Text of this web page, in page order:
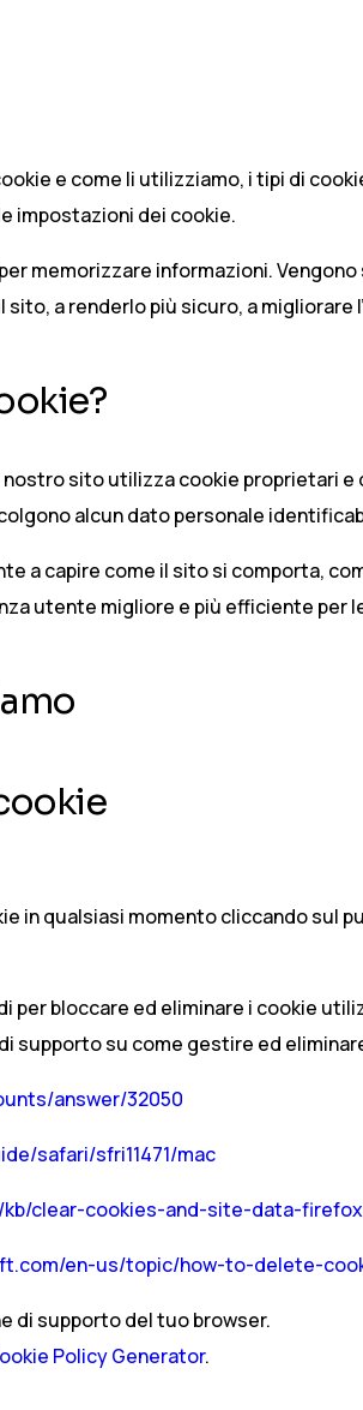
e come li utilizziamo, i tipi di
impostazioni dei cookie.
memorizzare informazioni.
a renderlo più sicuro, a
sito utilizza cookie proprietari
alcun dato personale
a capire come il sito si comporta,
utente migliore e più efficiente per
in qualsiasi momento cliccando sul
per bloccare ed eliminare i cookie
supporto su come gestire ed
answer/32050
safari/sfri11471/mac
clear-cookies-and-site-data-firefox
en-us/topic/how-to-delete-
di supporto del tuo browser.
Policy Generator.